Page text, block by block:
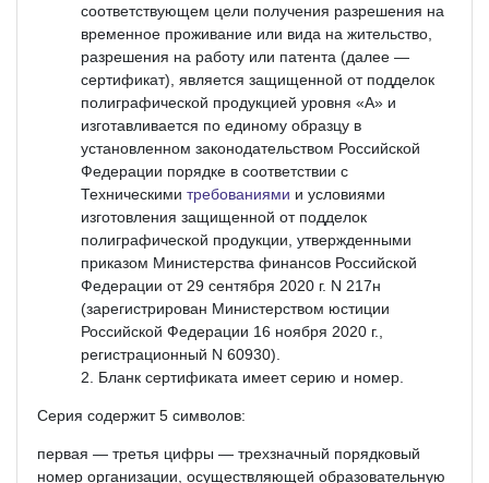
соответствующем цели получения разрешения на
временное проживание или вида на жительство,
разрешения на работу или патента (далее —
сертификат), является защищенной от подделок
полиграфической продукцией уровня «А» и
изготавливается по единому образцу в
установленном законодательством Российской
Федерации порядке в соответствии с
Техническими требованиями и условиями
изготовления защищенной от подделок
полиграфической продукции, утвержденными
приказом Министерства финансов Российской
Федерации от 29 сентября 2020 г. N 217н
(зарегистрирован Министерством юстиции
Российской Федерации 16 ноября 2020 г.,
регистрационный N 60930).
Бланк сертификата имеет серию и номер.
Серия содержит 5 символов:
первая — третья цифры — трехзначный порядковый
номер организации, осуществляющей образовательную